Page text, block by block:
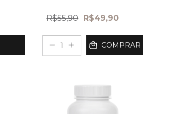
R$55,90 R$49,90
COMPRAR